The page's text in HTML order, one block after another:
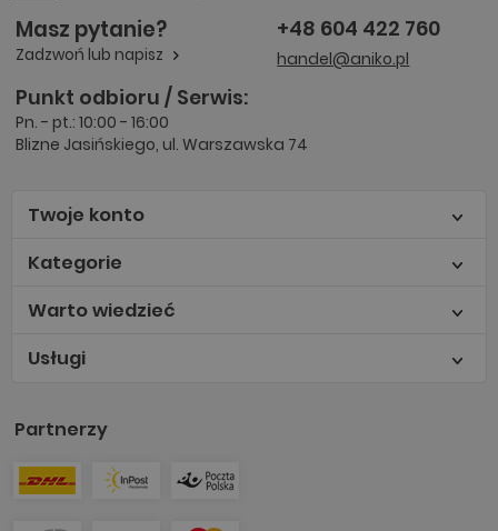
Masz pytanie?
Zadzwoń lub napisz
+48 604 422 760
handel@aniko.pl
Punkt odbioru / Serwis:
Pn. - pt.: 10:00 - 16:00
Blizne Jasińskiego, ul. Warszawska 74
Twoje konto
Kategorie
Warto wiedzieć
Usługi
Partnerzy